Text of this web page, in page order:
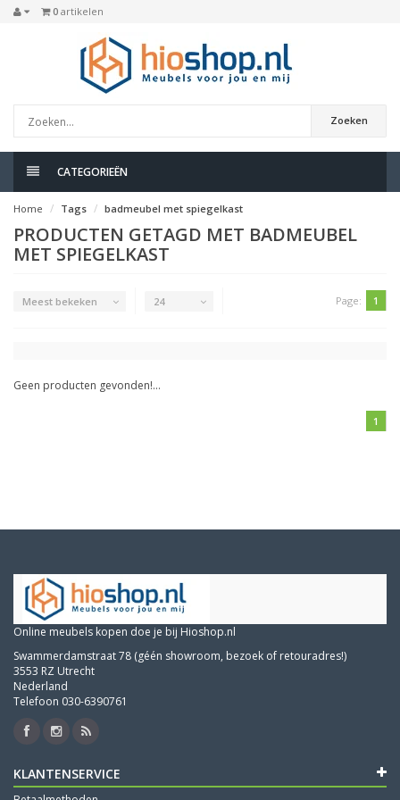
0 artikelen
Zoeken
CATEGORIEËN
Home Tags badmeubel met spiegelkast
PRODUCTEN GETAGD MET BADMEUBEL
MET SPIEGELKAST
Meest bekeken 24 Page: 1
Geen producten gevonden!...
1
Online meubels kopen doe je bij Hioshop.nl
Swammerdamstraat 78 (géén showroom, bezoek of retouradres!)
3553 RZ Utrecht
Nederland
Telefoon 030-6390761
KLANTENSERVICE